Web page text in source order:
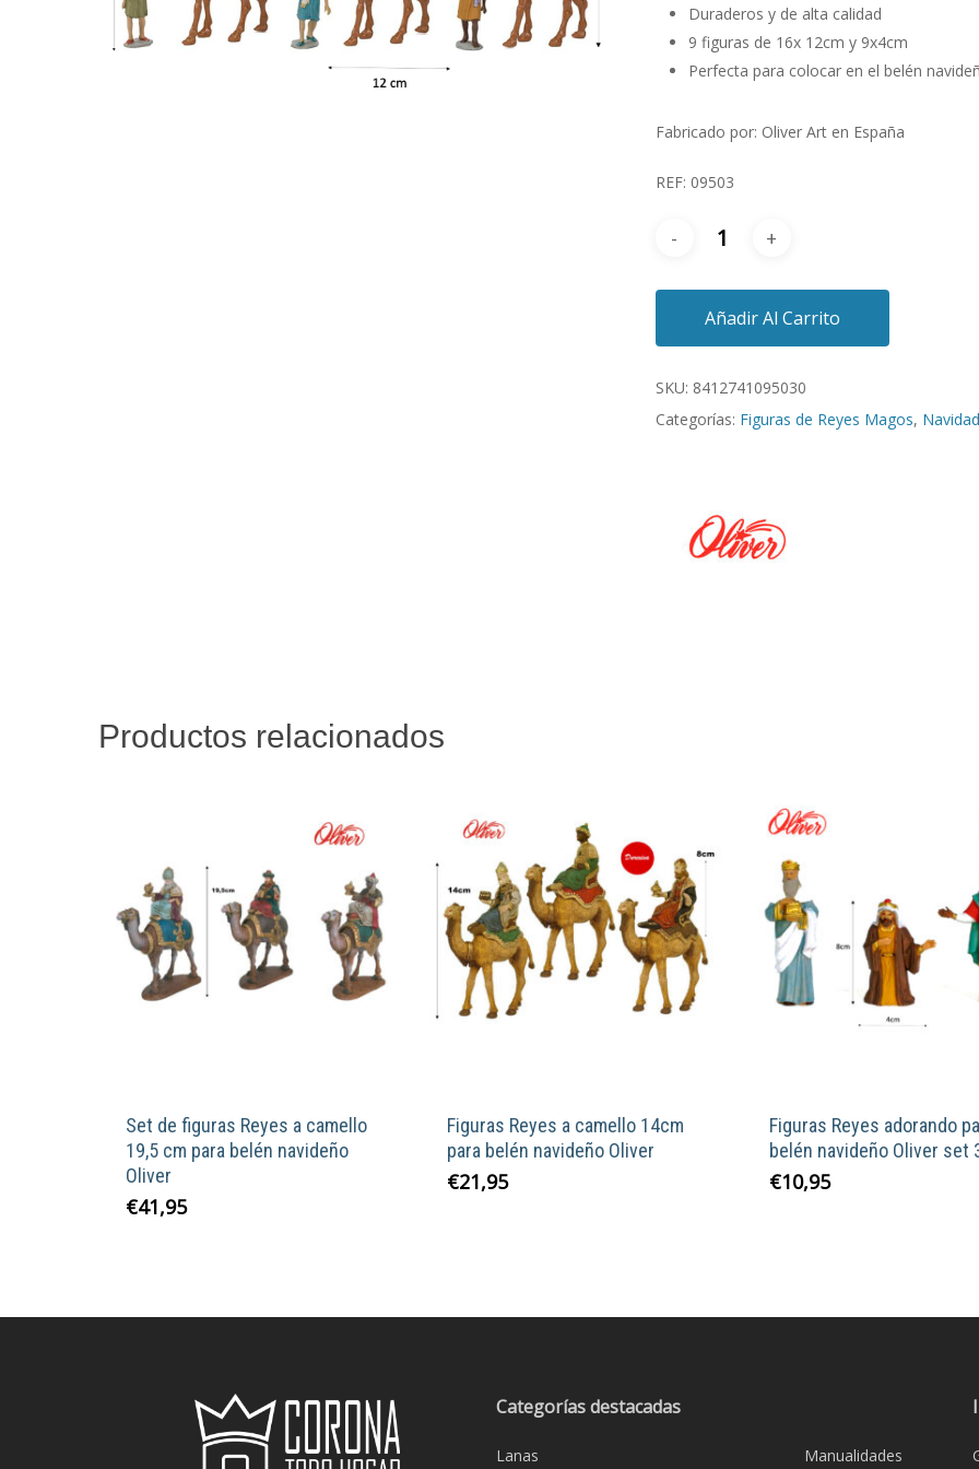
Duraderos y de alta calidad
9 figuras de 16x 12cm y 9x4cm
Perfecta para colocar en el belén
Fabricado por: Oliver Art en España
REF: 09503
Añadir Al Carrito
SKU: 8412741095030
Categorías: Figuras de Reyes Magos, Navidad
Productos relacionados
Set de figuras Reyes a camello
19,5 cm para belén navideño
Oliver
€41,95
Figuras Reyes a camello 14cm
para belén navideño Oliver
€21,95
Figuras Reyes adorando
belén navideño Oliver set
€10,95
Categorías destacadas
Lanas Manualidades